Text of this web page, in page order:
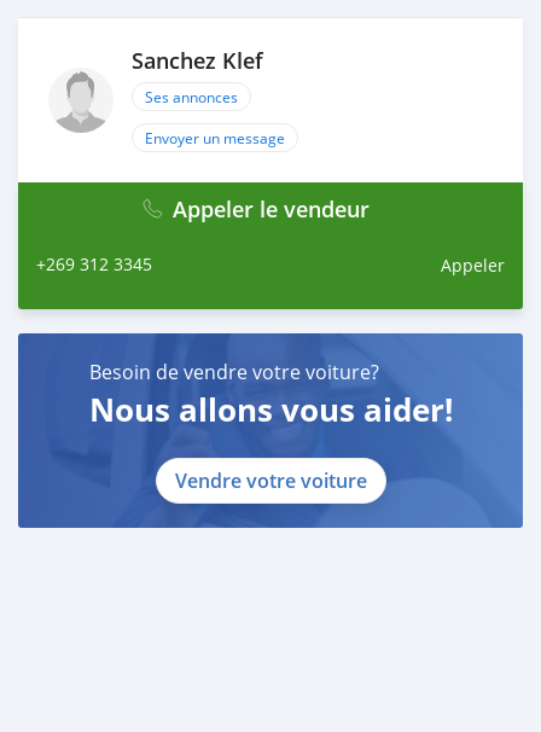
Sanchez Klef
Ses annonces
Envoyer un message
Appeler le vendeur
+269 312 3345 Appeler
Besoin de vendre votre voiture?
Nous allons vous aider!
Vendre votre voiture